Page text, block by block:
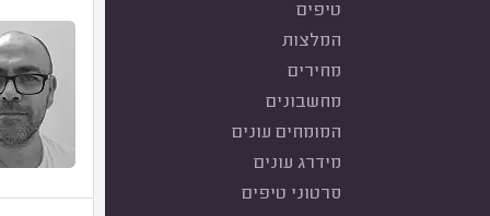
טיפים
המלצות
מחירים
מחשבונים
המומחים עונים
מידרג עונים
סרטוני טיפים